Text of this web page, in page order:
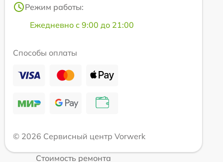
Режим работы:
Ежедневно с 9:00 до 21:00
Способы оплаты
© 2026 Сервисный центр Vorwerk
Стоимость ремонта